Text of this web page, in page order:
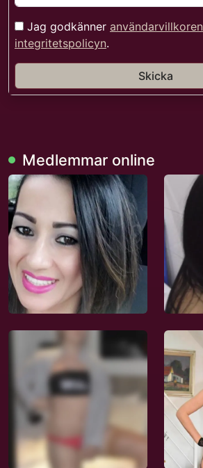
Jag godkänner användarvillkoren
integritetspolicyn.
Skicka
Medlemmar online